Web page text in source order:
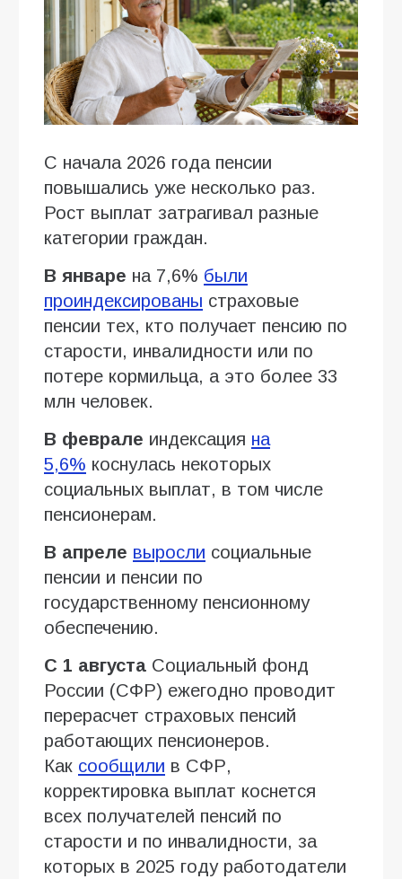
С начала 2026 года пенсии
повышались уже несколько раз.
Рост выплат затрагивал разные
категории граждан.
В январе на 7,6% были
проиндексированы страховые
пенсии тех, кто получает пенсию по
старости, инвалидности или по
потере кормильца, а это более 33
млн человек.
В феврале индексация на
5,6% коснулась некоторых
социальных выплат, в том числе
пенсионерам.
В апреле выросли социальные
пенсии и пенсии по
государственному пенсионному
обеспечению.
С 1 августа Социальный фонд
России (СФР) ежегодно проводит
перерасчет страховых пенсий
работающих пенсионеров.
Как сообщили в СФР,
корректировка выплат коснется
всех получателей пенсий по
старости и по инвалидности, за
которых в 2025 году работодатели